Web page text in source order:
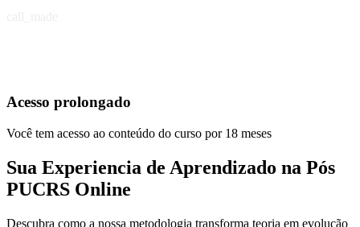
Acesso prolongado
Você tem acesso ao conteúdo do curso por 18 meses
Sua Experiencia de Aprendizado na Pós
PUCRS Online
Descubra como a nossa metodologia transforma teoria em evolução